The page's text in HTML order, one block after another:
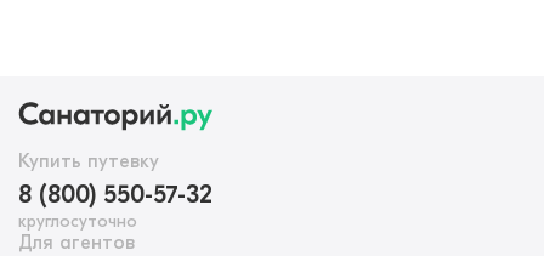
Купить путевку
8 (800) 550-57-32
круглосуточно
Для агентов